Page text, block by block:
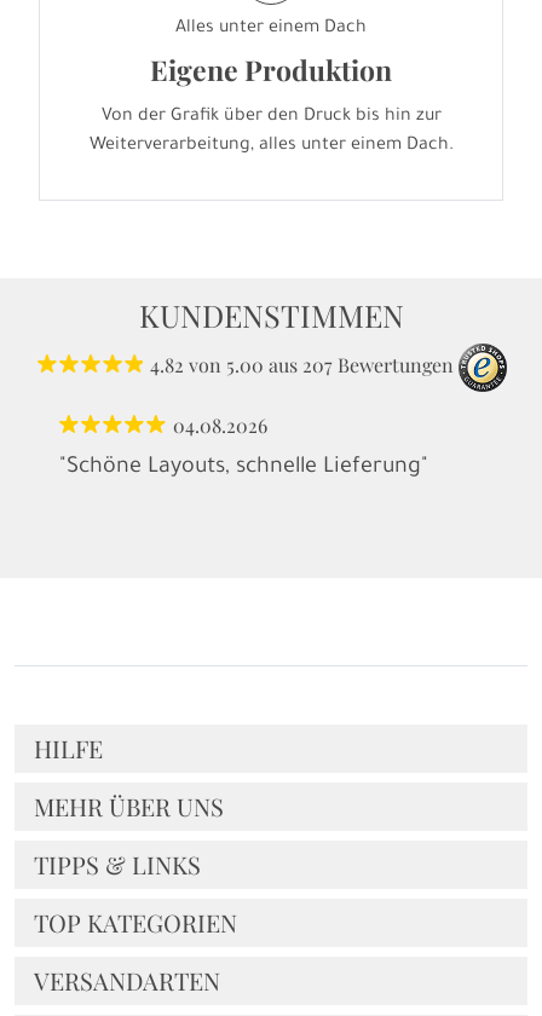
Alles unter einem Dach
Eigene Produktion
Von der Grafik über den Druck bis hin zur
Weiterverarbeitung, alles unter einem Dach.
KUNDENSTIMMEN
4.82 von 5.00 aus 207 Bewertungen
04.08.2026
"Schöne Layouts, schnelle Lieferung"
HILFE
MEHR ÜBER UNS
TIPPS & LINKS
TOP KATEGORIEN
VERSANDARTEN